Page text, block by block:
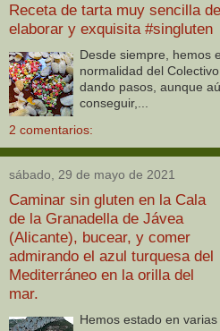
Receta de tarta muy sencilla de
elaborar y exquisita #singluten
Desde siempre, hemos
normalidad del
dando pasos, aunque
conseguir,...
2 comentarios:
sábado, 29 de mayo de 2021
Caminar sin gluten en la Cala
de la Granadella de Jávea
(Alicante), bucear, y comer
admirando el azul turquesa del
Mediterráneo en la orilla del
mar.
Hemos estado en